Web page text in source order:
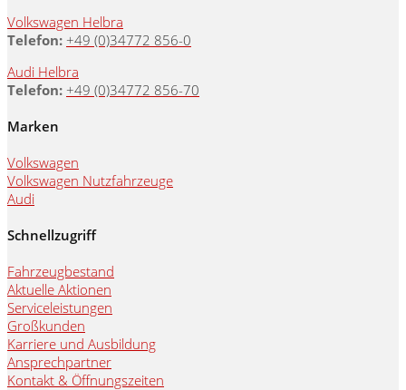
Volkswagen Helbra
Telefon: +49 (0)34772 856-0
Audi Helbra
Telefon: +49 (0)34772 856-70
Marken
Volkswagen
Volkswagen Nutzfahrzeuge
Audi
Schnellzugriff
Fahrzeugbestand
Aktuelle Aktionen
Serviceleistungen
Großkunden
Karriere und Ausbildung
Ansprechpartner
Kontakt & Öffnungszeiten